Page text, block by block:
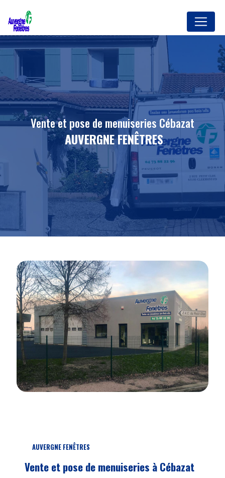
vente et pose de menuiseries Cébazat
AUVERGNE FENÊTRES
AUVERGNE FENÊTRES
vente et pose de menuiseries à Cébazat